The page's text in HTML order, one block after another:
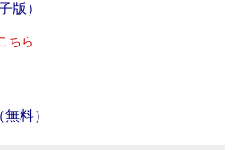
版）
ちら
料）